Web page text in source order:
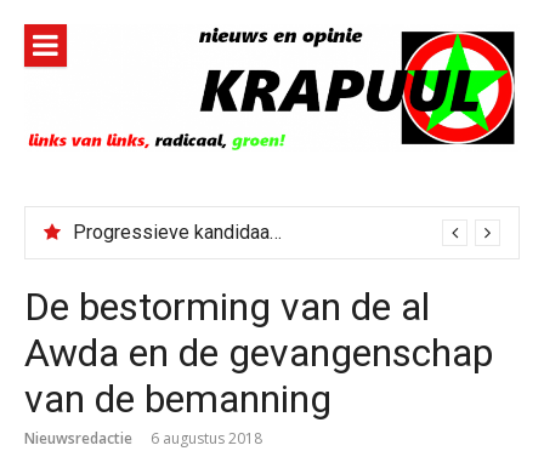
inhoud
Progressieve kandidaat El-Sayed senaatskandidaat Michigan
Bestorming Ceuta gevolg van op sociale media verspreide hoax?
De bestorming van de al
Awda en de gevangenschap
van de bemanning
Nieuwsredactie 6 augustus 2018